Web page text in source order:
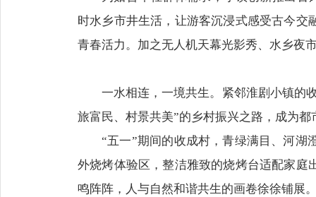
时水乡市井生活，让游客沉浸式感受古今
青春活力。加之无人机天幕光影秀、水乡夜
一水相连，一境共生。紧邻淮剧小镇的
旅富民、村景共美”的乡村振兴之路，成为
“五一”期间的收成村，青绿满目、河湖
外烧烤体验区，整洁雅致的烧烤台适配家庭
鸣阵阵，人与自然和谐共生的画卷徐徐铺展